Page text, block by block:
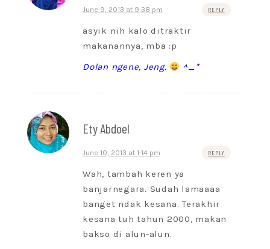
June 9, 2013 at 9:38 pm REPLY
asyik nih kalo ditraktir
makanannya, mba :p
Dolan ngene, Jeng.
^_*
Ety Abdoel
June 10, 2013 at 1:14 pm REPLY
Wah, tambah keren ya
banjarnegara. Sudah lamaaaa
banget ndak kesana. Terakhir
kesana tuh tahun 2000, makan
bakso di alun-alun.